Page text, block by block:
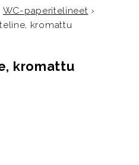
WC-paperitelineet ›
kromattu
kromattu